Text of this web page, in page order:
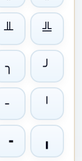
╨ ╩
╮ ╯
╴ ╵
╺ ╻